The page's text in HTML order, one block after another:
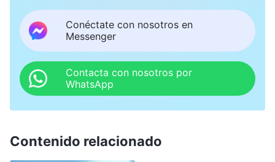
Conéctate con nosotros en
Messenger
Contacta con nosotros por
WhatsApp
Contenido relacionado